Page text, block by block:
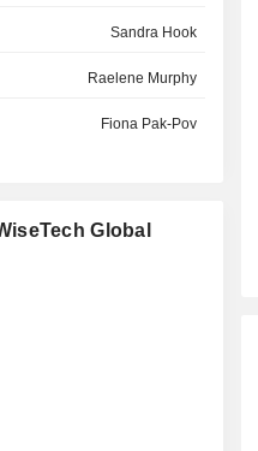
Sandra Hook
Raelene Murphy
Fiona Pak-Poy
Global